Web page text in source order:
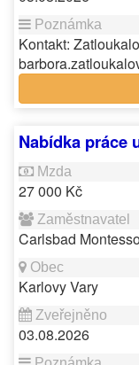
Kontakt:
Nabídka práce
27 000 Kč
Carlsbad
Karlovy Vary
03.08.2026